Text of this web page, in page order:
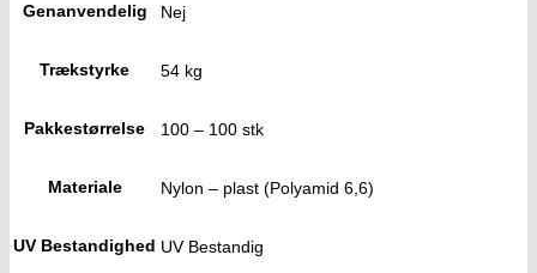
Genanvendelig Nej
Trækstyrke 54 kg
Pakkestørrelse 100 – 100 stk
Materiale Nylon – plast (Polyamid 6,6)
UV Bestandighed UV Bestandig